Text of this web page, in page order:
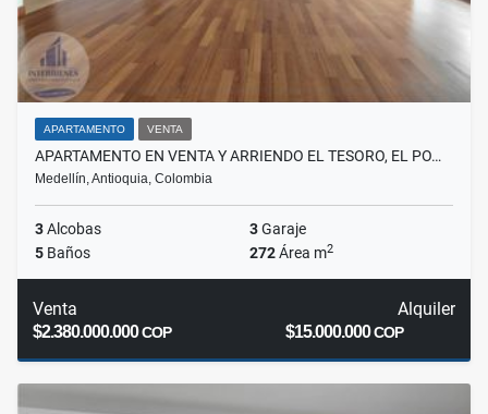
APARTAMENTO VENTA
APARTAMENTO EN VENTA Y ARRIENDO EL TESORO, EL PO…
Medellín, Antioquia, Colombia
3Alcobas 3Garaje
5 Baños 272Área m2
Venta
$2.380.000.000COP
Alquiler
$15.000.000COP